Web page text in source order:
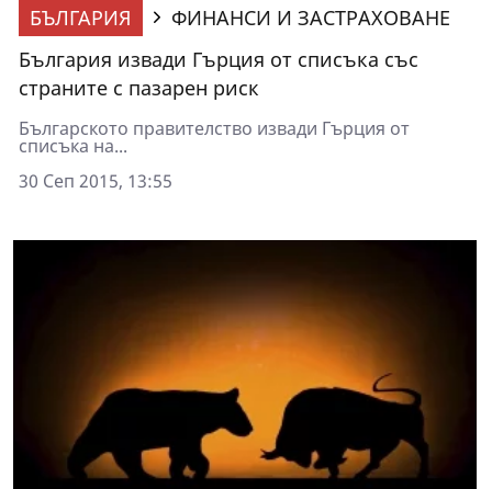
БЪЛГАРИЯ
ФИНАНСИ И ЗАСТРАХОВАНЕ
България извади Гърция от списъка със
страните с пазарен риск
Българското правителство извади Гърция от
списъка на...
30 Сеп 2015, 13:55